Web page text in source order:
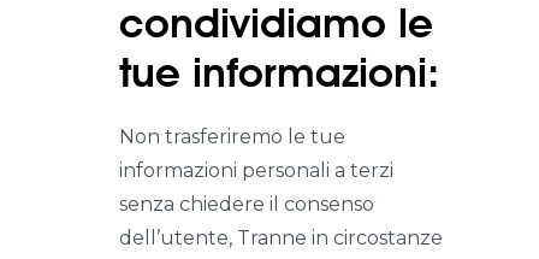
condividiamo le
tue informazioni:
Non trasferiremo le tue
informazioni personali a terzi
senza chiedere il consenso
dell’utente, Tranne in circostanze